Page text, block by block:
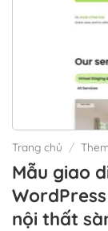
Trang chủ /
Mẫu giao
nội thất